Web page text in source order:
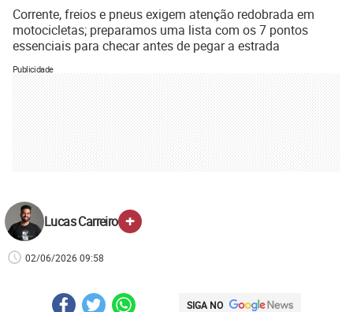
Corrente, freios e pneus exigem atenção redobrada em
motocicletas; preparamos uma lista com os 7 pontos
essenciais para checar antes de pegar a estrada
Publicidade
Lucas Carreiro +
02/06/2026 09:58
SIGA NO